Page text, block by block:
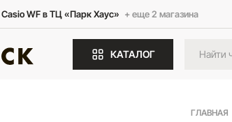
Casio WF в ТЦ «Парк Хаус» + еще 2 магазина
КАТАЛОГ
ГЛАВНАЯ